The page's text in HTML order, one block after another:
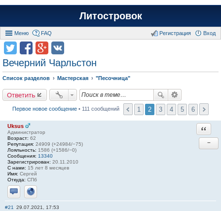
Литостровок
Меню FAQ Вход
Регистрация
Вечерний Чарльстон
Список разделов Мастерская "Песочница"
Ответить
Первое новое сообщение • 111 сообщений 1 2 3 4 5 6
Uksus
Администратор
Возраст: 62
Репутация: 24909 (+24984/−75)
Лояльность: 1586 (+1586/−0)
Сообщения: 13340
Зарегистрирован: 20.11.2010
С нами: 15 лет 8 месяцев
Имя: Сергей
Откуда: СПб
Отправить личное сообщение
Сайт
−
#21 29.07.2021, 17:53